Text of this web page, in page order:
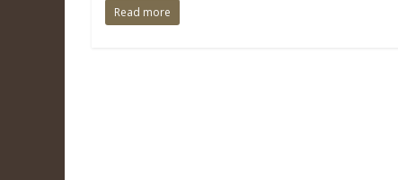
Read more